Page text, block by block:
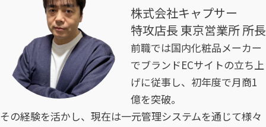
株式会社キャプサー
特攻店長 東京営業所 所長
前職では国内化粧品メーカー
でブランドECサイトの立ち上
げに従事し、初年度で月商1
億を突破。
その経験を活かし、現在は一元管理システムを通じて様々